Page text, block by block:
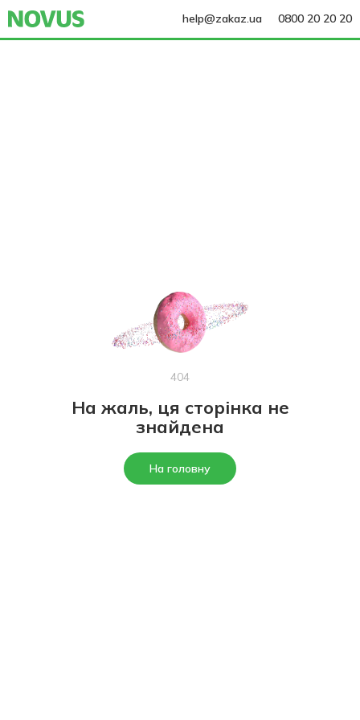
help@zakaz.ua 0800 20 20 20
404
На жаль, ця сторінка не
знайдена
На головну